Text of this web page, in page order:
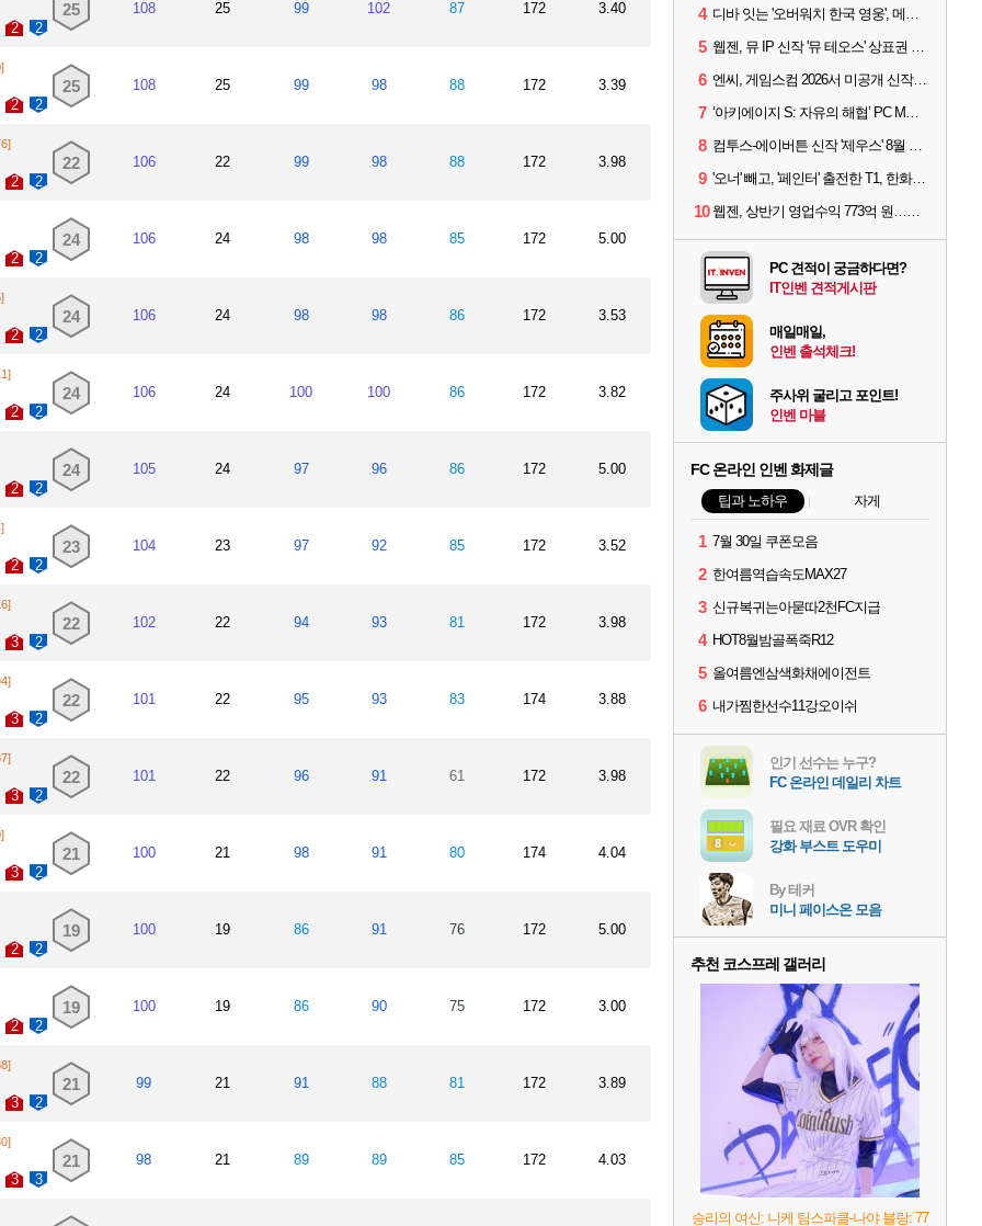
2 2
25 108 25 99 102 87 172 3.40
2 2
25 108 25 99 98 88 172 3.39
2 2
22 106 22 99 98 88 172 3.98
2 2
24 106 24 98 98 85 172 5.00
2 2
24 106 24 98 98 86 172 3.53
2 2
24 106 24 100 100 86 172 3.82
2 2
24 105 24 97 96 86 172 5.00
2 2
23 104 23 97 92 85 172 3.52
3 2
22 102 22 94 93 81 172 3.98
3 2
22 101 22 95 93 83 174 3.88
3 2
22 101 22 96 91 61 172 3.98
3 2
21 100 21 98 91 80 174 4.04
2 2
19 100 19 86 91 76 172 5.00
2 2
19 100 19 86 90 75 172 3.00
3 2
21 99 21 91 88 81 172 3.89
3 3
21 98 21 89 89 85 172 4.03
4 디바 잇는 '오버워치 한국 영웅', 메카 파일럿 디몬 나온다
5 웹젠, 뮤 IP 신작 '뮤 테오스' 상표권 출원
6 엔씨, 게임스컴 2026서 미공개 신작 최초 공개
7 ‘아키에이지 S: 자유의 해협’ PC MMORPG로 개발한다
8 컴투스-에이버튼 신작 '제우스' 8월 26일 출시…"모두를 위한 경쟁"
9 '오너' 빼고, '페인터' 출전한 T1, 한화생명에 패배
10 웹젠, 상반기 영업수익 773억 원…순이익 89% 증가
PC 견적이 궁금하다면?
IT인벤 견적게시판
매일매일,
인벤 출석체크!
주사위 굴리고 포인트!
인벤 마블
FC 온라인 인벤 화제글
팁과 노하우 자게
1 7월 30일 쿠폰모음
2 한여름역습속도MAX27
3 신규복귀는아묻따2천FC지급
4 HOT8월밤골폭죽R12
5 올여름엔삼색화채에이전트
6 내가찜한선수11강오이쉬
인기 선수는 누구?
FC 온라인 데일리 차트
필요 재료 OVR 확인
강화 부스트 도우미
By 테커
미니 페이스온 모음
추천 코스프레 갤러리
승리의 여신: 니케 팀스파클-나야 블랑: 77